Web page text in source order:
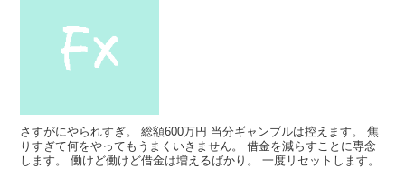
さすがにやられすぎ。 総額600万円 当分ギャンブルは控えます。 焦
りすぎて何をやってもうまくいきません。 借金を減らすことに専念
します。 働けど働けど借金は増えるばかり。 一度リセットします。